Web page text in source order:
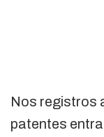
Nos registros
patentes